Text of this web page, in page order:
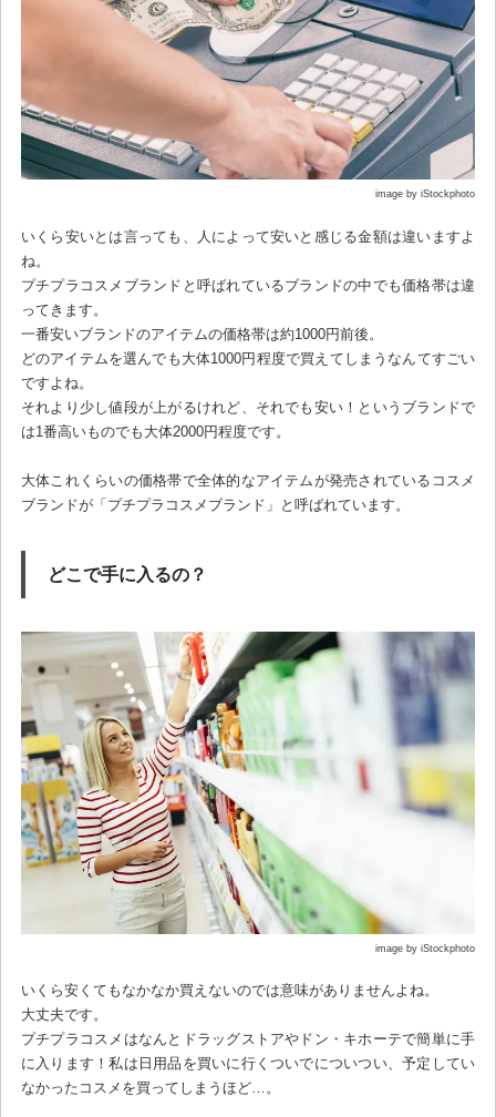
image by iStockphoto
いくら安いとは言っても、人によって安いと感じる金額は違いますよ
ね。
プチプラコスメブランドと呼ばれているブランドの中でも価格帯は違
ってきます。
一番安いブランドのアイテムの価格帯は約1000円前後。
どのアイテムを選んでも大体1000円程度で買えてしまうなんてすごい
ですよね。
それより少し値段が上がるけれど、それでも安い！というブランドで
は1番高いものでも大体2000円程度です。
大体これくらいの価格帯で全体的なアイテムが発売されているコスメ
ブランドが「プチプラコスメブランド」と呼ばれています。
どこで手に入るの？
image by iStockphoto
いくら安くてもなかなか買えないのでは意味がありませんよね。
大丈夫です。
プチプラコスメはなんとドラッグストアやドン・キホーテで簡単に手
に入ります！私は日用品を買いに行くついでについつい、予定してい
なかったコスメを買ってしまうほど…。